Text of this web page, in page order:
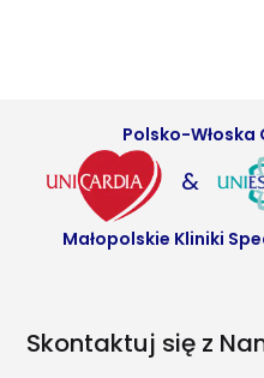
Polsko-
&
Małopolskie Kliniki
Skontaktuj się z